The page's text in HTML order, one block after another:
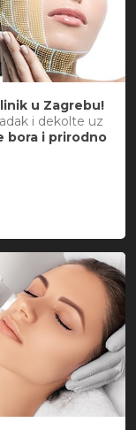
u Zagrebu!
i dekolte uz
bora i prirodno